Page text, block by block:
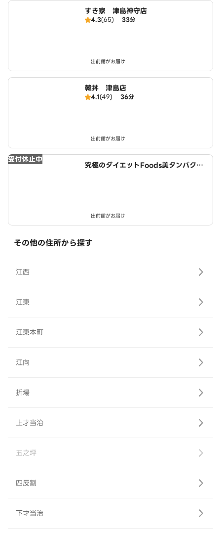
すき家 津島神守店
4.3(65) 33分
出前館がお届け
韓丼 津島店
4.1(49) 36分
出前館がお届け
受付休止中
究極のダイエットFoods美タンパクラ
出前館がお届け
その他の住所から探す
江西
江東
江東本町
江向
折場
上才当治
五之坪
四反割
下才当治